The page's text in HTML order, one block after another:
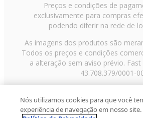
Preços e condições de
exclusivamente para compras
podendo diferir na rede de
As imagens dos produtos são
Todos os preços e condições
a alteração sem aviso prévio. Fast
43.708.379/0001-
Paulo/SP, CEP 02029-001,
2013 Fast Shop - Todos os
Nós utilizamos cookies para que você
experiência de navegação em nosso